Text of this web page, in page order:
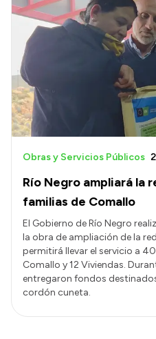
Río Negro ampliará la
familias de Comallo
Obras y Servicios Públicos
El Gobierno de Río Negro
la obra de ampliación de la
permitirá llevar el servicio a
Comallo y 12 Viviendas.
entregaron fondos
cordón cuneta.